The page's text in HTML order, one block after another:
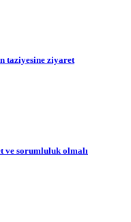
taziyesine ziyaret
ve sorumluluk olmalı